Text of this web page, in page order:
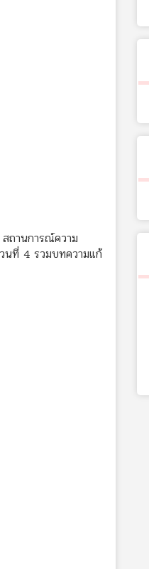
ถานการณ์ความ
นที่ 4 รวมบทความแก้